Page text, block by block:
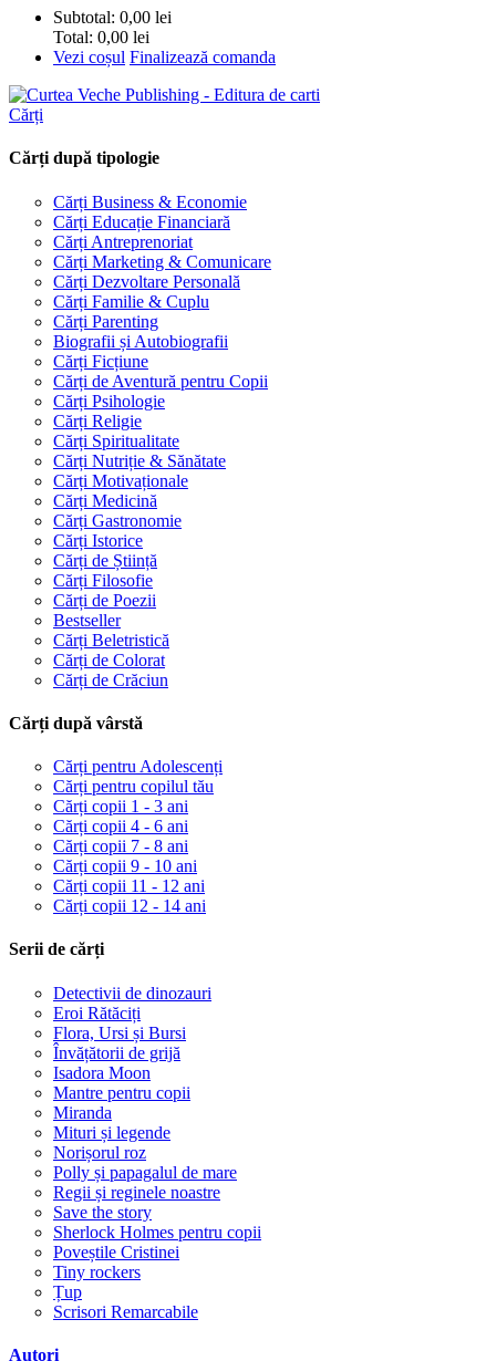
Subtotal: 0,00 lei
Total: 0,00 lei
Vezi coșul Finalizează comanda
Cărți
Cărți după tipologie
Cărți Business & Economie
Cărți Educație Financiară
Cărți Antreprenoriat
Cărți Marketing & Comunicare
Cărți Dezvoltare Personală
Cărți Familie & Cuplu
Cărți Parenting
Biografii și Autobiografii
Cărți Ficțiune
Cărți de Aventură pentru Copii
Cărți Psihologie
Cărți Religie
Cărți Spiritualitate
Cărți Nutriție & Sănătate
Cărți Motivaționale
Cărți Medicină
Cărți Gastronomie
Cărți Istorice
Cărți de Știință
Cărți Filosofie
Cărți de Poezii
Bestseller
Cărți Beletristică
Cărți de Colorat
Cărți de Crăciun
Cărți după vârstă
Cărți pentru Adolescenți
Cărți pentru copilul tău
Cărți copii 1 - 3 ani
Cărți copii 4 - 6 ani
Cărți copii 7 - 8 ani
Cărți copii 9 - 10 ani
Cărți copii 11 - 12 ani
Cărți copii 12 - 14 ani
Serii de cărți
Detectivii de dinozauri
Eroi Rătăciți
Flora, Ursi și Bursi
Învățătorii de grijă
Isadora Moon
Mantre pentru copii
Miranda
Mituri și legende
Norișorul roz
Polly și papagalul de mare
Regii și reginele noastre
Save the story
Sherlock Holmes pentru copii
Poveștile Cristinei
Tiny rockers
Țup
Scrisori Remarcabile
Autori